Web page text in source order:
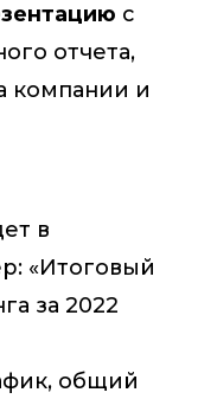
с
отчета,
компании и
в
«Итоговый
за 2022
общий